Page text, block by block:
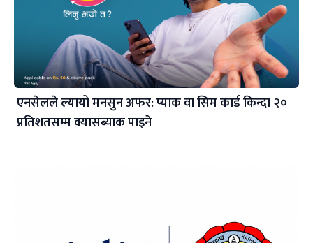
एनसेलले ल्यायो मनसुन अफर: प्याक वा सिम कार्ड किन्दा २०
प्रतिशतसम्म क्यासब्याक पाइने